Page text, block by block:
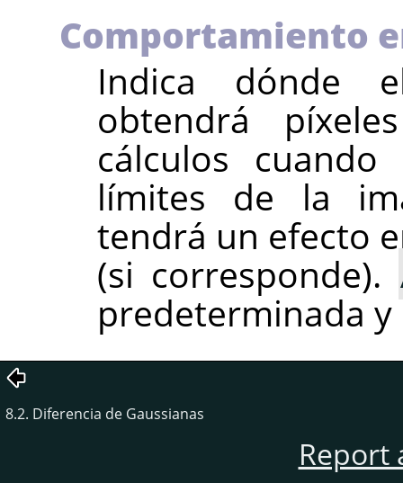
Comportamiento
Indica dónde
obtendrá
cálculos
límites de la
tendrá un efecto
(si corresponde).
predeterminada
8.2. Diferencia de Gaussianas
Report